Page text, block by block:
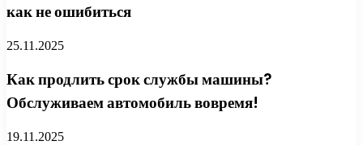
как не ошибиться
25.11.2025
Как продлить срок службы машины?
Обслуживаем автомобиль вовремя!
19.11.2025